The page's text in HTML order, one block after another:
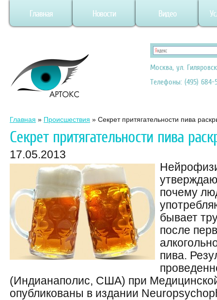
Главная Новости Видео
Москва, ул.
Телефоны: (495) 684-
Главная » Происшествия » Секрет притягательности пива
Секрет притягательности пива
17.05.2013
почему
бывает
после
пива.
(Индианаполис, США) при
опубликованы в издании